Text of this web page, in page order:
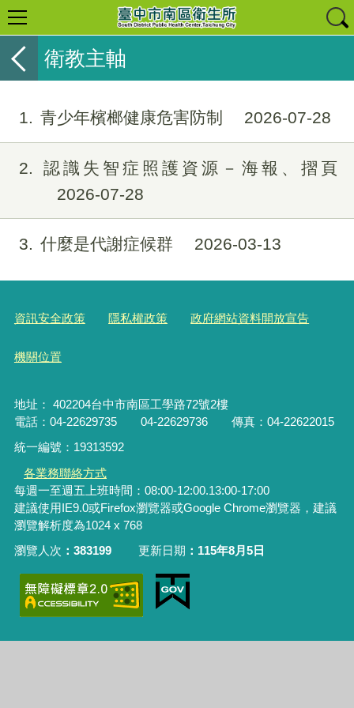
衛教主軸
1 青少年檳榔健康危害防制 2026-07-28
2
認識失智症照護資源－海報、摺頁
2026-07-28
3 什麼是代謝症候群 2026-03-13
資訊安全政策 隱私權政策 政府網站資料開放宣告
機關位置
地址： 402204台中市南區工學路72號2樓
電話：04-22629735 04-22629736 傳真：04-22622015
統一編號：19313592
各業務聯絡方式
每週一至週五上班時間：08:00-12:00.13:00-17:00
建議使用IE9.0或Firefox瀏覽器或Google Chrome瀏覽器，建議
瀏覽解析度為1024 x 768
瀏覽人次
383199 更新日期 115年8月5日